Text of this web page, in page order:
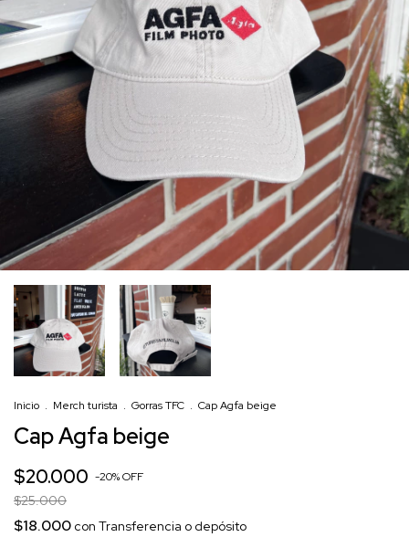
Inicio . Merch turista . Gorras TFC . Cap Agfa beige
Cap Agfa beige
$20.000 -20%OFF
$25.000
$18.000 con Transferencia o depósito